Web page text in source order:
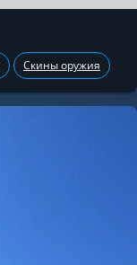
Скины оружия